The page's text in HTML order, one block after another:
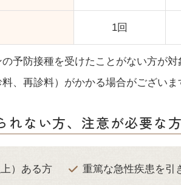
1回
予防接種を受けたことがない方が対
、再診料）がかかる場合がございま
れない方、注意が必要な方
）ある方 重篤な急性疾患を引